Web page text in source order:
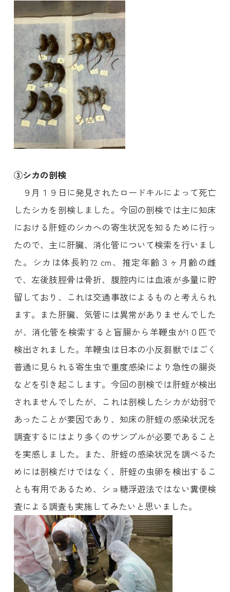
③シカの剖検
９月１９日に発見されたロードキルによって死亡
したシカを剖検しました。今回の剖検では主に知床
における肝蛭のシカへの寄生状況を知るために行っ
たので、主に肝臓、消化管について検索を行いまし
た。シカは体長約72 cm、推定年齢３ヶ月齢の雌
で、左後肢脛骨は骨折、腹腔内には血液が多量に貯
留しており、これは交通事故によるものと考えられ
ます。また肝臓、気管には異常がありませんでした
が、消化管を検索すると盲腸から羊鞭虫が1０匹で
検出されました。羊鞭虫は日本の小反芻獣ではごく
普通に見られる寄生虫で重度感染により急性の腸炎
などを引き起こします。今回の剖検では肝蛭が検出
されませんでしたが、これは剖検したシカが幼弱で
あったことが要因であり、知床の肝蛭の感染状況を
調査するにはより多くのサンプルが必要であること
を実感しました。また、肝蛭の感染状況を調べるた
めには剖検だけではなく、肝蛭の虫卵を検出するこ
とも有用であるため、ショ糖浮遊法ではない糞便検
査による調査も実施してみたいと思いました。